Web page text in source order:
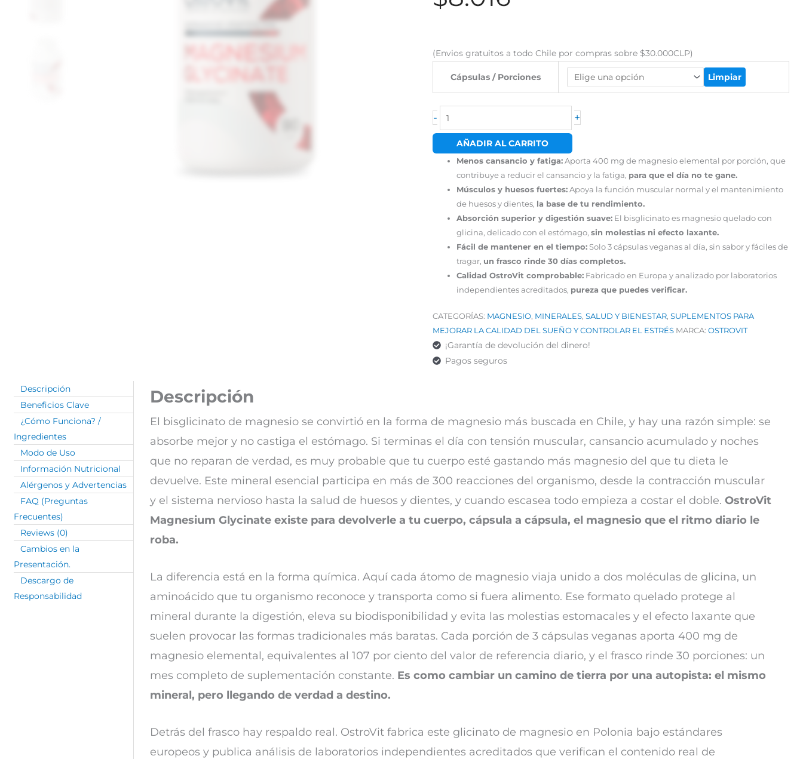
era:
$8.528. es:
$8.016.
(Envios gratuitos a todo Chile por compras sobre $30.000CLP)
Cápsulas / Porciones Limpiar
- +
AÑADIR AL CARRITO
Menos cansancio y fatiga:Aporta 400 mg de magnesio elemental por porción, que
contribuye a reducir el cansancio y la fatiga, para que el día no te gane.
Músculos y huesos fuertes:Apoya la función muscular normal y el mantenimiento
de huesos y dientes, la base de tu rendimiento.
Absorción superior y digestión suave:El bisglicinato es magnesio quelado con
glicina, delicado con el estómago, sin molestias ni efecto laxante.
Fácil de mantener en el tiempo:Solo 3 cápsulas veganas al día, sin sabor y fáciles de
tragar, un frasco rinde 30 días completos.
Calidad OstroVit comprobable:Fabricado en Europa y analizado por laboratorios
independientes acreditados, pureza que puedes verificar.
CATEGORÍAS: MAGNESIO, MINERALES, SALUD Y BIENESTAR, SUPLEMENTOS PARA
MEJORAR LA CALIDAD DEL SUEÑO Y CONTROLAR EL ESTRÉS MARCA: OSTROVIT
¡Garantía de devolución del dinero!
Pagos seguros
Descripción
Beneficios Clave
¿Cómo Funciona? /
Ingredientes
Modo de Uso
Información Nutricional
Alérgenos y Advertencias
FAQ (Preguntas
Frecuentes)
Reviews (0)
Cambios en la
Presentación.
Descargo de
Responsabilidad
Descripción
El bisglicinato de magnesio se convirtió en la forma de magnesio más buscada en Chile, y hay una razón simple: se
absorbe mejor y no castiga el estómago. Si terminas el día con tensión muscular, cansancio acumulado y noches
que no reparan de verdad, es muy probable que tu cuerpo esté gastando más magnesio del que tu dieta le
devuelve. Este mineral esencial participa en más de 300 reacciones del organismo, desde la contracción muscular
y el sistema nervioso hasta la salud de huesos y dientes, y cuando escasea todo empieza a costar el doble. OstroVit
Magnesium Glycinate existe para devolverle a tu cuerpo, cápsula a cápsula, el magnesio que el ritmo diario le
roba.
La diferencia está en la forma química. Aquí cada átomo de magnesio viaja unido a dos moléculas de glicina, un
aminoácido que tu organismo reconoce y transporta como si fuera alimento. Ese formato quelado protege al
mineral durante la digestión, eleva su biodisponibilidad y evita las molestias estomacales y el efecto laxante que
suelen provocar las formas tradicionales más baratas. Cada porción de 3 cápsulas veganas aporta 400 mg de
magnesio elemental, equivalentes al 107 por ciento del valor de referencia diario, y el frasco rinde 30 porciones: un
mes completo de suplementación constante. Es como cambiar un camino de tierra por una autopista: el mismo
mineral, pero llegando de verdad a destino.
Detrás del frasco hay respaldo real. OstroVit fabrica este glicinato de magnesio en Polonia bajo estándares
europeos y publica análisis de laboratorios independientes acreditados que verifican el contenido real de